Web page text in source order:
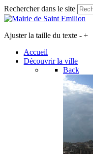
Rechercher dans le site
Ajuster la taille du texte - +
Accueil
Découvrir la ville
Back